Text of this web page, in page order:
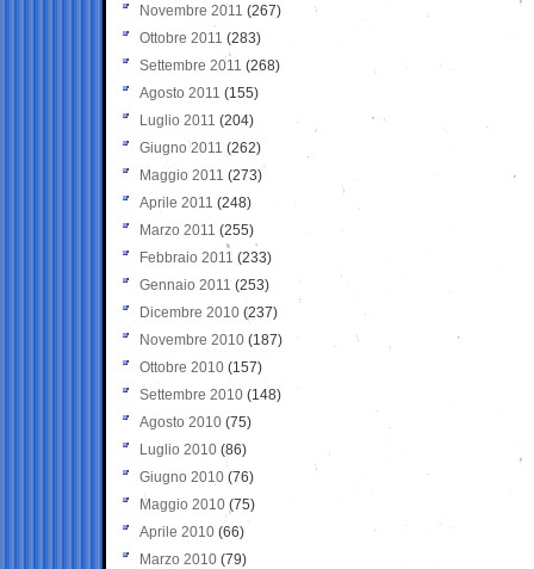
Novembre 2011 (267)
Ottobre 2011 (283)
Settembre 2011 (268)
Agosto 2011 (155)
Luglio 2011 (204)
Giugno 2011 (262)
Maggio 2011 (273)
Aprile 2011 (248)
Marzo 2011 (255)
Febbraio 2011 (233)
Gennaio 2011 (253)
Dicembre 2010 (237)
Novembre 2010 (187)
Ottobre 2010 (157)
Settembre 2010 (148)
Agosto 2010 (75)
Luglio 2010 (86)
Giugno 2010 (76)
Maggio 2010 (75)
Aprile 2010 (66)
Marzo 2010 (79)